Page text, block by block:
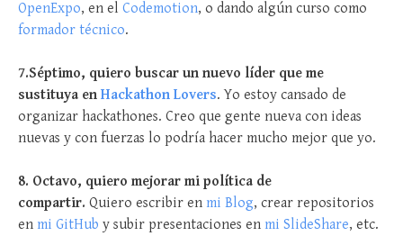
OpenExpo, en el Codemotion, o dando algún curso como
formador técnico.
7.Séptimo, quiero buscar un nuevo líder que me
sustituya en Hackathon Lovers. Yo estoy cansado de
organizar hackathones. Creo que gente nueva con ideas
nuevas y con fuerzas lo podría hacer mucho mejor que yo.
8. Octavo, quiero mejorar mi política de
compartir. Quiero escribir en mi Blog, crear repositorios
en mi GitHub y subir presentaciones en mi SlideShare, etc.